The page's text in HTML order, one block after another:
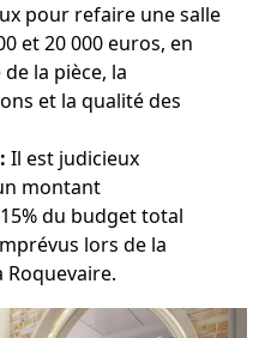
pour refaire une salle
et 20 000 euros, en
la pièce, la
et la qualité des
Il est judicieux
montant
du budget total
lors de la